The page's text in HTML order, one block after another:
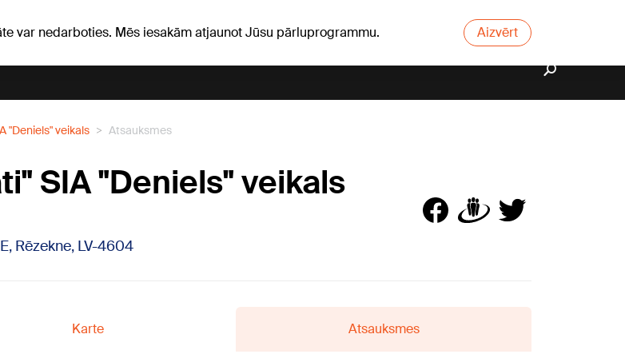
var nedarboties. Mēs iesakām atjaunot Jūsu pārluprogrammu. Aizvērt
"Deniels" veikals Atsauksmes
SIA "Deniels" veikals
Rēzekne, LV-4604
Karte Atsauksmes